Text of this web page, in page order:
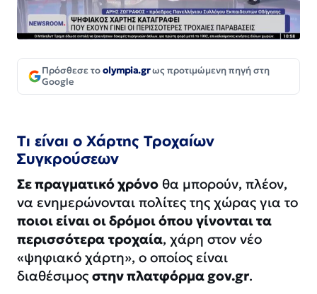
Πρόσθεσε τοolympia.grως προτιμώμενη πηγή στη
Google
Τι είναι ο Χάρτης Τροχαίων
Συγκρούσεων
Σε πραγματικό χρόνο θα μπορούν, πλέον,
να ενημερώνονται πολίτες της χώρας για το
ποιοι είναι οι δρόμοι όπου γίνονται τα
περισσότερα τροχαία, χάρη στον νέο
«ψηφιακό χάρτη», ο οποίος είναι
διαθέσιμος στην πλατφόρμα gov.gr.